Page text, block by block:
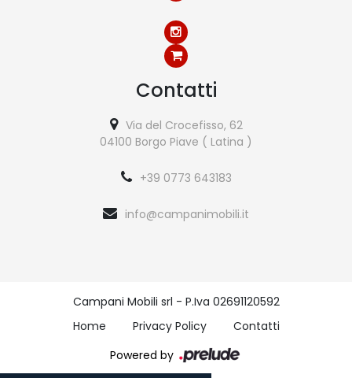
Contatti
Via del Crocefisso, 62
04100 Borgo Piave ( Latina )
+39 0773 643183
info@campanimobili.it
Campani Mobili srl - P.Iva 02691120592
Home
Privacy Policy
Contatti
Powered by